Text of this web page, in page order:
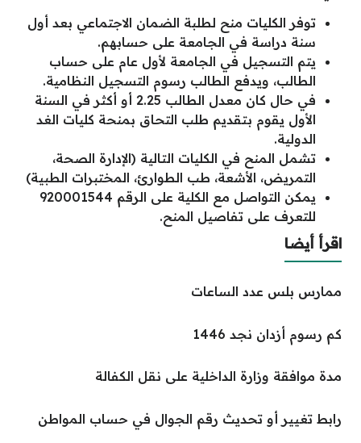
توفر الكليات منح لطلبة الضمان الاجتماعي بعد أول
سنة دراسة في الجامعة على حسابهم.
يتم التسجيل في الجامعة لأول عام على حساب
الطالب، ويدفع الطالب رسوم التسجيل النظامية.
في حال كان معدل الطالب 2.25 أو أكثر في السنة
الأول يقوم بتقديم طلب التحاق بمنحة كليات الغد
الدولية.
تشمل المنح في الكليات التالية (الإدارة الصحة،
التمريض، الأشعة، طب الطوارئ، المختبرات الطبية)
يمكن التواصل مع الكلية على الرقم 920001544
للتعرف على تفاصيل المنح.
اقرأ أيضا
ممارس بلس عدد الساعات
كم رسوم أزدان نجد 1446
مدة موافقة وزارة الداخلية على نقل الكفالة
رابط تغيير أو تحديث رقم الجوال في حساب المواطن